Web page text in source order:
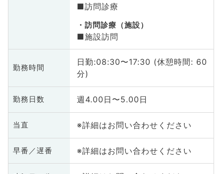
■訪問診療
訪問診療（施設）
■施設訪問
勤務時間
日勤:08:30〜17:30 (休憩時間: 60
分)
勤務日数 週4.00日〜5.00日
当直 ※詳細はお問い合わせください
早番／遅番 ※詳細はお問い合わせください